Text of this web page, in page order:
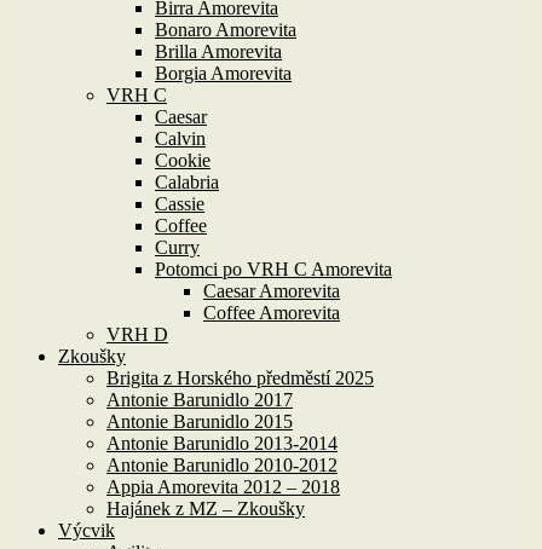
Birra Amorevita
Bonaro Amorevita
Brilla Amorevita
Borgia Amorevita
VRH C
Caesar
Calvin
Cookie
Calabria
Cassie
Coffee
Curry
Potomci po VRH C Amorevita
Caesar Amorevita
Coffee Amorevita
VRH D
Zkoušky
Brigita z Horského předměstí 2025
Antonie Barunidlo 2017
Antonie Barunidlo 2015
Antonie Barunidlo 2013-2014
Antonie Barunidlo 2010-2012
Appia Amorevita 2012 – 2018
Hajánek z MZ – Zkoušky
Výcvik